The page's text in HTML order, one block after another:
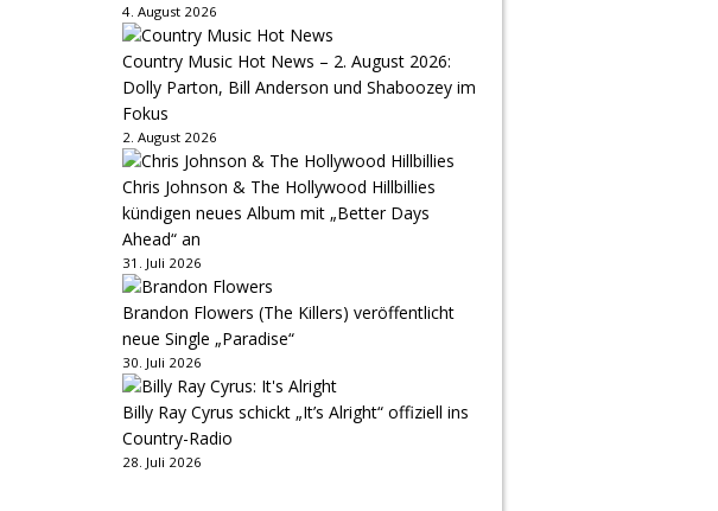
4. August 2026
Country Music Hot News – 2. August 2026:
Dolly Parton, Bill Anderson und Shaboozey im
Fokus
2. August 2026
Chris Johnson & The Hollywood Hillbillies
kündigen neues Album mit „Better Days
Ahead“ an
31. Juli 2026
Brandon Flowers (The Killers) veröffentlicht
neue Single „Paradise“
30. Juli 2026
Billy Ray Cyrus schickt „It’s Alright“ offiziell ins
Country-Radio
28. Juli 2026